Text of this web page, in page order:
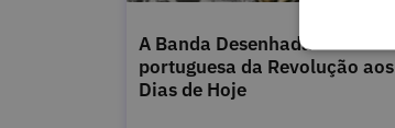
A Banda Desenhada
portuguesa da Revolução aos
Dias de Hoje